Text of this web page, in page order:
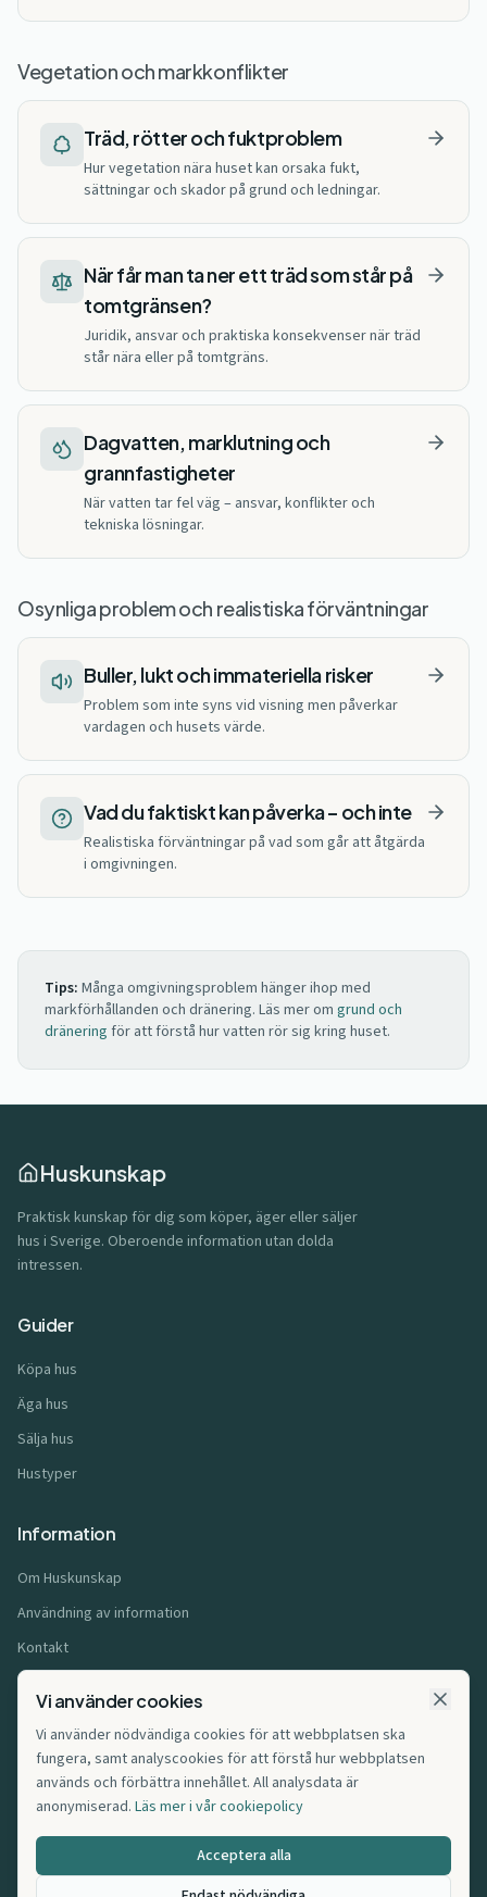
Vegetation och markkonflikter
Träd, rötter och fuktproblem
Hur vegetation nära huset kan orsaka fukt,
sättningar och skador på grund och ledningar.
När får man ta ner ett träd som står på
tomtgränsen?
Juridik, ansvar och praktiska konsekvenser när träd
står nära eller på tomtgräns.
Dagvatten, marklutning och
grannfastigheter
När vatten tar fel väg – ansvar, konflikter och
tekniska lösningar.
Osynliga problem och realistiska förväntningar
Buller, lukt och immateriella risker
Problem som inte syns vid visning men påverkar
vardagen och husets värde.
Vad du faktiskt kan påverka – och inte
Realistiska förväntningar på vad som går att åtgärda
i omgivningen.
Tips: Många omgivningsproblem hänger ihop med
markförhållanden och dränering. Läs mer om grund och
dränering för att förstå hur vatten rör sig kring huset.
Huskunskap
Praktisk kunskap för dig som köper, äger eller säljer
hus i Sverige. Oberoende information utan dolda
intressen.
Guider
Köpa hus
Äga hus
Sälja hus
Hustyper
Information
Om Huskunskap
Användning av information
Kontakt
Användarvillkor
Cookiepolicy
Affiliatepolicy
Cookie-inställningar
Vi använder cookies
Vi använder nödvändiga cookies för att webbplatsen ska
fungera, samt analyscookies för att förstå hur webbplatsen
används och förbättra innehållet. All analysdata är
anonymiserad. Läs mer i vår cookiepolicy
Acceptera alla